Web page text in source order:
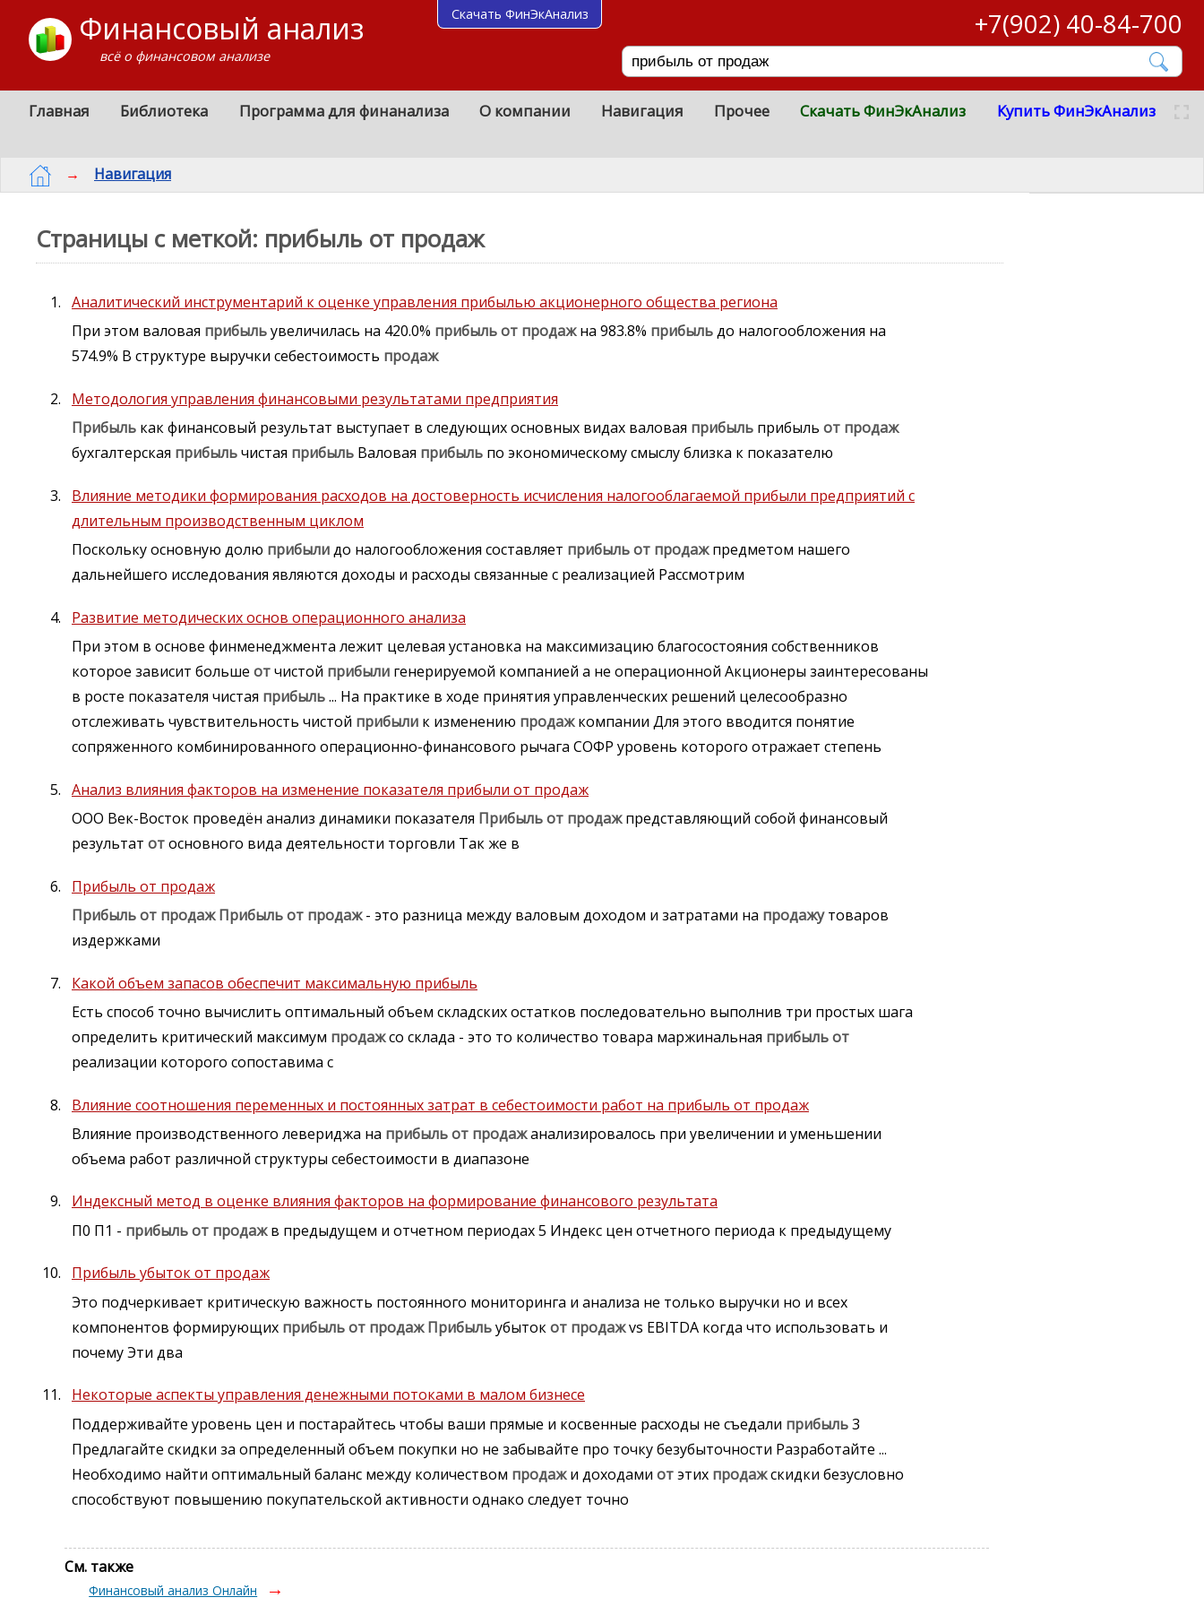
Финансовый анализ
всё о финансовом анализе
+7(902) 40-84-700
Главная Библиотека Программа для финанализа О компании Навигация Прочее Скачать ФинЭкАнализ Купить ФинЭкАнализ
→ Навигация
Страницы с меткой: прибыль от продаж
Аналитический инструментарий к оценке управления прибылью акционерного общества региона
При этом валовая прибыльувеличилась на 420.0% прибыльот продажна 983.8% прибыльдо налогообложения на
574.9% В структуре выручки себестоимость продаж
Методология управления финансовыми результатами предприятия
Прибыль как финансовый результат выступает в следующих основных видах валовая прибыль прибыль от продаж
бухгалтерская прибыльчистая прибыль Валовая прибыль по экономическому смыслу близка к показателю
Влияние методики формирования расходов на достоверность исчисления налогооблагаемой прибыли предприятий с
длительным производственным циклом
Поскольку основную долю прибылидо налогообложения составляет прибыльот продажпредметом нашего
дальнейшего исследования являются доходы и расходы связанные с реализацией Рассмотрим
Развитие методических основ операционного анализа
При этом в основе финменеджмента лежит целевая установка на максимизацию благосостояния собственников
которое зависит больше отчистой прибыли генерируемой компанией а не операционной Акционеры заинтересованы
в росте показателя чистая прибыль... На практике в ходе принятия управленческих решений целесообразно
отслеживать чувствительность чистой прибыли к изменению продажкомпании Для этого вводится понятие
сопряженного комбинированного операционно-финансового рычага СОФР уровень которого отражает степень
Анализ влияния факторов на изменение показателя прибыли от продаж
ООО Век-Восток проведён анализ динамики показателя Прибыльот продажпредставляющий собой финансовый
результат отосновного вида деятельности торговли Так же в
Прибыль от продаж
Прибыльот продаж Прибыльот продаж- это разница между валовым доходом и затратами на продажутоваров
издержками
Какой объем запасов обеспечит максимальную прибыль
Есть способ точно вычислить оптимальный объем складских остатков последовательно выполнив три простых шага
определить критический максимум продажсо склада - это то количество товара маржинальная прибыльот
реализации которого сопоставима с
Влияние соотношения переменных и постоянных затрат в себестоимости работ на прибыль от продаж
Влияние производственного левериджа на прибыльот продажанализировалось при увеличении и уменьшении
объема работ различной структуры себестоимости в диапазоне
Индексный метод в оценке влияния факторов на формирование финансового результата
П0 П1 - прибыльот продажв предыдущем и отчетном периодах 5 Индекс цен отчетного периода к предыдущему
Прибыль убыток от продаж
Это подчеркивает критическую важность постоянного мониторинга и анализа не только выручки но и всех
компонентов формирующих прибыльот продаж Прибыльубытокот продажvs EBITDA когда что использовать и
почему Эти два
Некоторые аспекты управления денежными потоками в малом бизнесе
Поддерживайте уровень цен и постарайтесь чтобы ваши прямые и косвенные расходы не съедали прибыль3
Предлагайте скидки за определенный объем покупки но не забывайте про точку безубыточности Разработайте ...
Необходимо найти оптимальный баланс между количеством продажи доходами отэтих продажскидки безусловно
способствуют повышению покупательской активности однако следует точно
См. также
Финансовый анализ Онлайн
Скачать ФинЭкАнализ